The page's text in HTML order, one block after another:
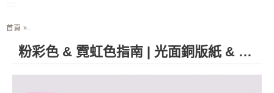
首頁 粉彩色 & 霓虹色指南 | 光面銅版紙 & 膠版紙Pastels & Neons Guide -
粉彩色 & 霓虹色指南 | 光面銅版紙 & 膠版紙Pastels & Neons Guide - Coated & Uncoated (GG1504C)